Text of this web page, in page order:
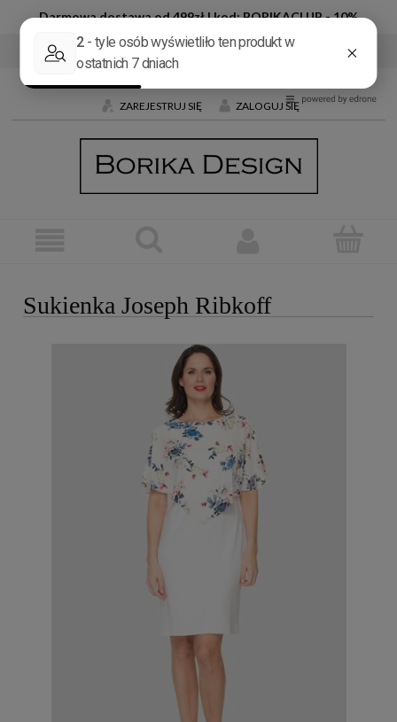
Darmowa dostawa od 499zł | kod: BORIKACLUB - 10%
Tel:+48 600 032 226 E-mail:butik@borika.pl
ZAREJESTRUJ SIĘ ZALOGUJ SIĘ
Sukienka Joseph Ribkoff